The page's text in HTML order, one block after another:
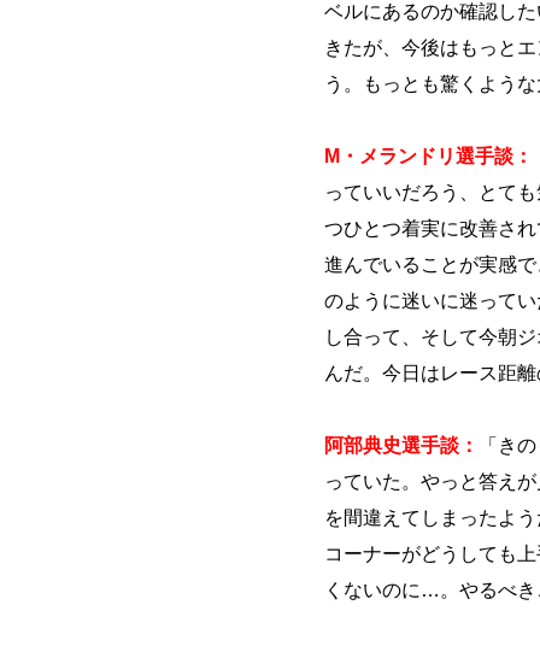
ベルにあるのか確認し
きたが、今後はもっと
う。もっとも驚くよう
M・メランドリ選手談：
っていいだろう、とて
つひとつ着実に改善さ
進んでいることが実感
のように迷いに迷って
し合って、そして今朝
んだ。今日はレース距
阿部典史選手談：
「き
っていた。やっと答え
を間違えてしまったよ
コーナーがどうしても
くないのに…。やるべ